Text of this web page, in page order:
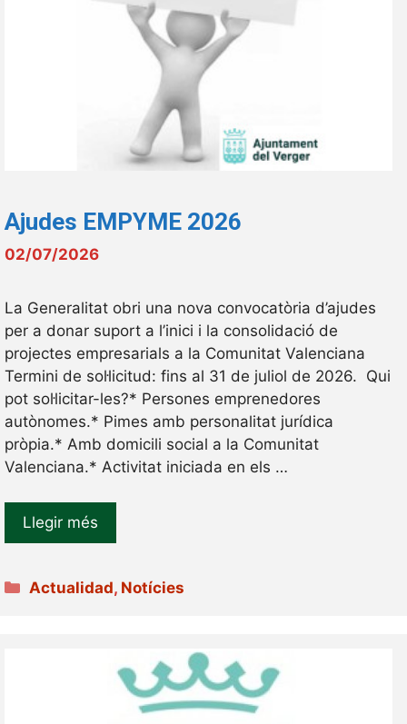
Ajudes EMPYME 2026
02/07/2026
La Generalitat obri una nova convocatòria d’ajudes
per a donar suport a l’inici i la consolidació de
projectes empresarials a la Comunitat Valenciana
Termini de sol·licitud: fins al 31 de juliol de 2026. Qui
pot sol·licitar-les?* Persones emprenedores
autònomes.* Pimes amb personalitat jurídica
pròpia.* Amb domicili social a la Comunitat
Valenciana.* Activitat iniciada en els …
Llegir més
Categories
Actualidad, Notícies